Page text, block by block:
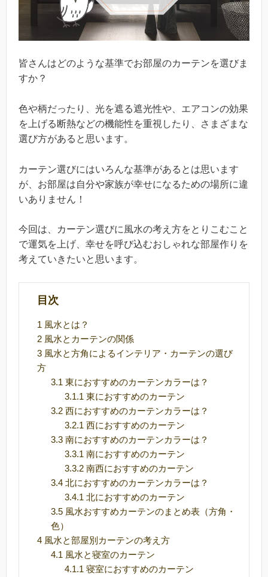
皆さんはどのような基準でお部屋のカーテンを選びま
すか？
色や柄だったり、光を遮る遮光性や、エアコンの効果
を上げる断熱などの機能性を重視したり、さまざまな
選び方があると思います。
カーテン選びにはいろんな基準があるとは思います
が、お部屋は自分や家族が幸せになるための場所に違
いありません！
今回は、カーテン選びに風水の考え方をとりこむこと
で運気を上げ、幸せを呼び込むおしゃれな部屋作りを
考えていきたいと思います。
目次
1 風水とは？
2 風水とカーテンの関係
3 風水と方角によるインテリア・カーテンの選び
方
3.1 東におすすめのカーテンカラーは？
3.1.1 東におすすめのカーテン
3.2西におすすめのカーテンカラーは？
3.2.1 西におすすめのカーテン
3.3南におすすめのカーテンカラーは？
3.3.1 南におすすめのカーテン
3.3.2南西におすすめのカーテン
3.4北におすすめのカーテンカラーは？
3.4.1 北におすすめのカーテン
3.5風水おすすめカーテンのまとめ表（方角・
色）
4 風水と部屋別カーテンの考え方
4.1 風水と寝室のカーテン
4.1.1 寝室におすすめのカーテン